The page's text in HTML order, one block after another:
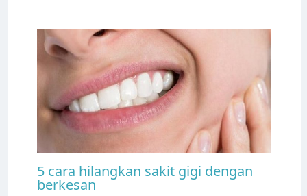
5 cara hilangkan sakit gigi dengan
berkesan